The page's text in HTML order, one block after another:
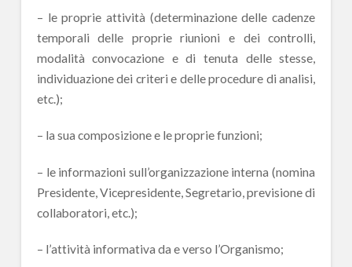
– le proprie attività (determinazione delle cadenze
temporali delle proprie riunioni e dei controlli,
modalità convocazione e di tenuta delle stesse,
individuazione dei criteri e delle procedure di analisi,
etc.);
– la sua composizione e le proprie funzioni;
– le informazioni sull’organizzazione interna (nomina
Presidente, Vicepresidente, Segretario, previsione di
collaboratori, etc.);
– l’attività informativa da e verso l’Organismo;